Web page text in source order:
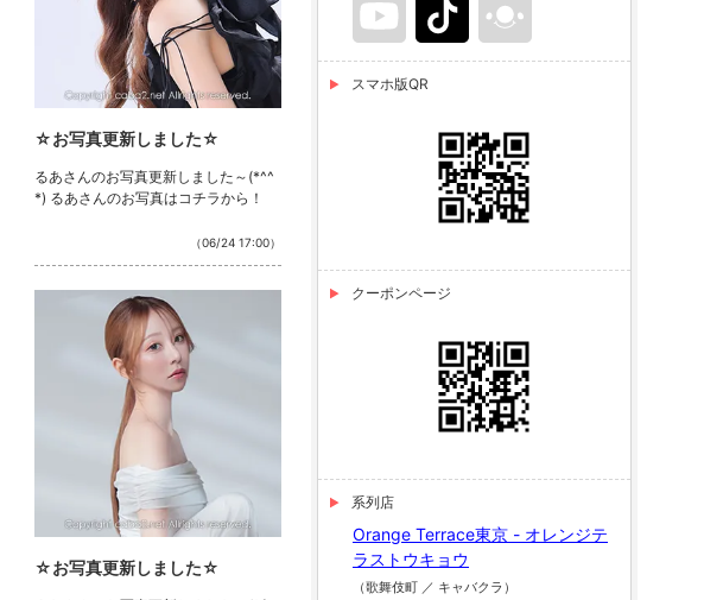
☆お写真更新しました☆
るあさんのお写真更新しました～(*^^
*) るあさんのお写真はコチラから！
（06/24 17:00）
☆お写真更新しました☆
スマホ版QR
クーポンページ
系列店
Orange Terrace東京 - オレンジテ
ラストウキョウ
（歌舞伎町 ／ キャバクラ）